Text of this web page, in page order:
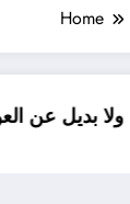
Home
ظروف.. ولا